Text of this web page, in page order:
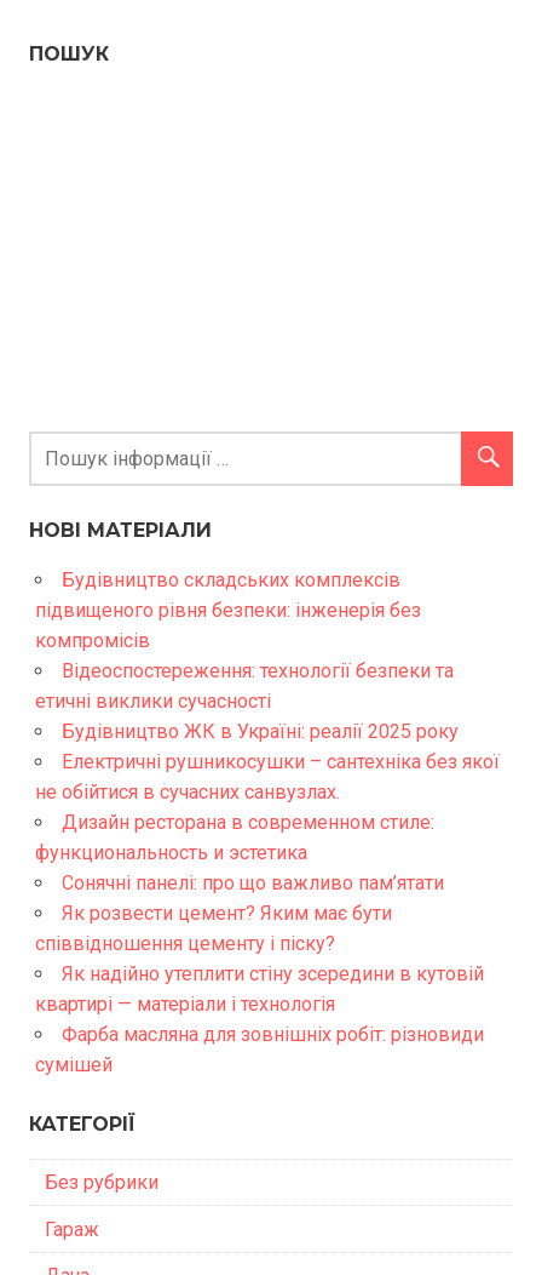
ПОШУК
НОВІ МАТЕРІАЛИ
Будівництво складських комплексів
підвищеного рівня безпеки: інженерія без
компромісів
Відеоспостереження: технології безпеки та
етичні виклики сучасності
Будівництво ЖК в Україні: реалії 2025 року
Електричні рушникосушки – сантехніка без якої
не обійтися в сучасних санвузлах.
Дизайн ресторана в современном стиле:
функциональность и эстетика
Сонячні панелі: про що важливо пам’ятати
Як розвести цемент? Яким має бути
співвідношення цементу і піску?
Як надійно утеплити стіну зсередини в кутовій
квартирі — матеріали і технологія
Фарба масляна для зовнішніх робіт: різновиди
сумішей
КАТЕГОРІЇ
Без рубрики
Гараж